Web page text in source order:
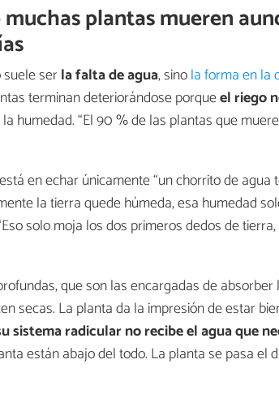
plantas mueren
serla falta de agua, sinola forma en la
terminan deteriorándose porqueel riego
humedad. “El 90 % de las plantas que
en echar únicamente “un chorrito de agua
la tierra quede húmeda, esa humedad
solo moja los dos primeros dedos de
que son las encargadas de
secas. La planta da la impresión de estar
sistema radicular no recibe el agua que
están abajo del todo. La planta se pasa el